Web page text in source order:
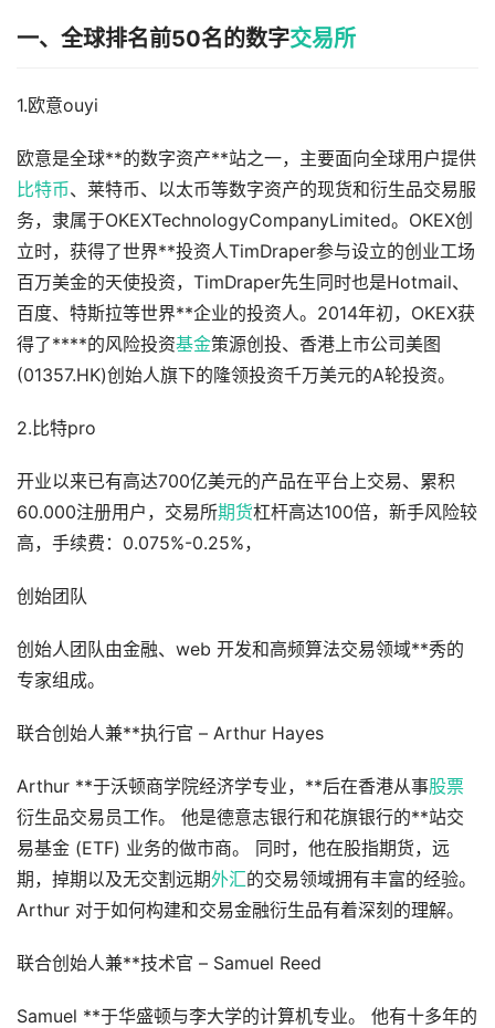
一、全球排名前50名的数字交易所
1.欧意ouyi
欧意是全球**的数字资产**站之一，主要面向全球用户提供
比特币、莱特币、以太币等数字资产的现货和衍生品交易服
务，隶属于OKEXTechnologyCompanyLimited。OKEX创
立时，获得了世界**投资人TimDraper参与设立的创业工场
百万美金的天使投资，TimDraper先生同时也是Hotmail、
百度、特斯拉等世界**企业的投资人。2014年初，OKEX获
得了****的风险投资基金策源创投、香港上市公司美图
(01357.HK)创始人旗下的隆领投资千万美元的A轮投资。
2.比特pro
开业以来已有高达700亿美元的产品在平台上交易、累积
60.000注册用户，交易所期货杠杆高达100倍，新手风险较
高，手续费：0.075%-0.25%，
创始团队
创始人团队由金融、web 开发和高频算法交易领域**秀的
专家组成。
联合创始人兼**执行官 – Arthur Hayes
Arthur **于沃顿商学院经济学专业，**后在香港从事股票
衍生品交易员工作。 他是德意志银行和花旗银行的**站交
易基金 (ETF) 业务的做市商。 同时，他在股指期货，远
期，掉期以及无交割远期外汇的交易领域拥有丰富的经验。
Arthur 对于如何构建和交易金融衍生品有着深刻的理解。
联合创始人兼**技术官 – Samuel Reed
Samuel **于华盛顿与李大学的计算机专业。 他有十多年的